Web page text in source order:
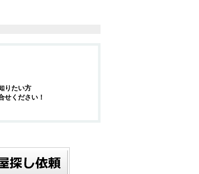
りたい方
せください！